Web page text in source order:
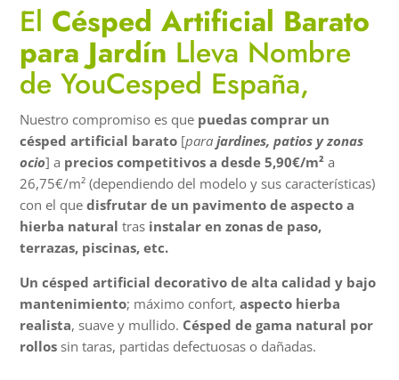
El Césped Artificial Barato
para Jardín Lleva Nombre
de YouCesped España,
Nuestro compromiso es que puedas comprar un
césped artificial barato [para jardines, patios y zonas
ocio] a precios competitivos a desde 5,90€/m² a
26,75€/m² (dependiendo del modelo y sus características)
con el quedisfrutar de un pavimento de aspecto a
hierba natural tras instalar en zonas de paso,
terrazas, piscinas, etc.
Un césped artificial decorativo de alta calidad y bajo
mantenimiento; máximo confort,aspecto hierba
realista, suave y mullido. Césped de gama natural por
rollos sin taras, partidas defectuosas o dañadas.